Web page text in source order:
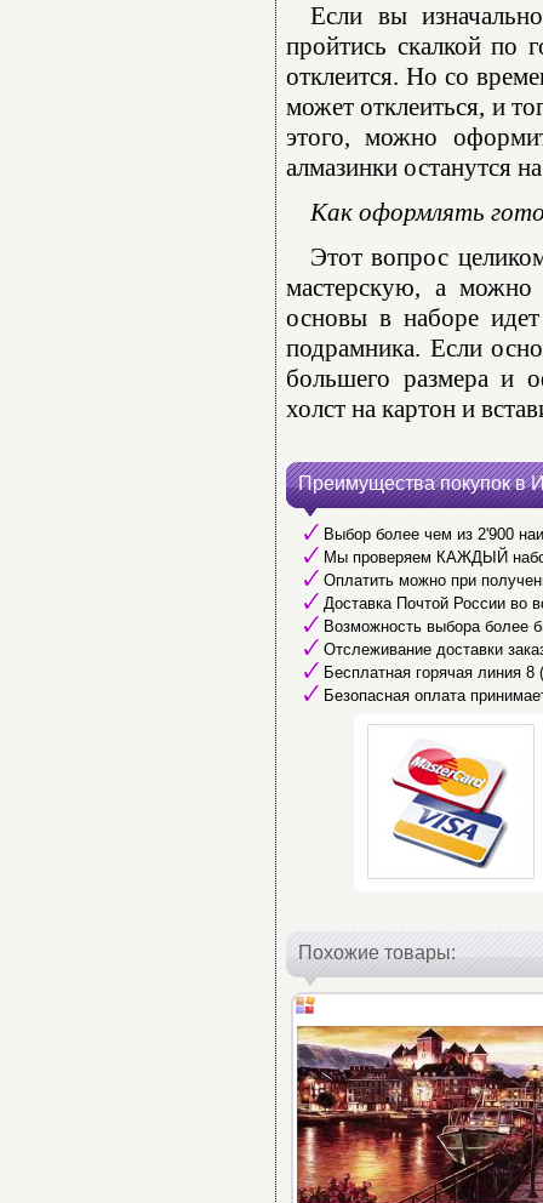
Если вы
пройтись скалкой по
отклеится. Но со
может отклеиться, и
этого, можно
алмазинки останутся
Как оформлять
Этот вопрос
мастерскую, а можно
основы в наборе
подрамника. Если
большего размера и
холст на картон и
Преимущества покупок в
Выбор более чем из 2'900
Мы проверяем КАЖДЫЙ набор
Оплатить можно при
Доставка Почтой России во
Возможность выбора более
Отслеживание доставки
Бесплатная горячая линия
Безопасная оплата
Похожие товары: